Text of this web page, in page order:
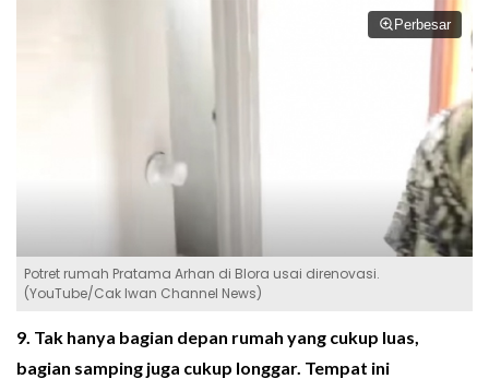
Perbesar
Potret rumah Pratama Arhan di Blora usai direnovasi.
(YouTube/Cak Iwan Channel News)
9. Tak hanya bagian depan rumah yang cukup luas,
bagian samping juga cukup longgar. Tempat ini